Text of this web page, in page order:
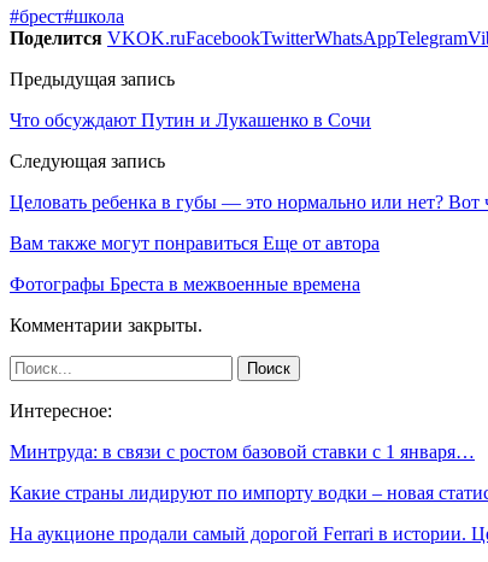
#брест#школа
Поделится VKOK.ruFacebookTwitterWhatsAppTelegram
Предыдущая запись
Что обсуждают Путин и Лукашенко в Сочи
Следующая запись
Целовать ребенка в губы — это нормально или нет? Вот
Вам также могут понравиться Еще от автора
Фотографы Бреста в межвоенные времена
Комментарии закрыты.
Интересное:
Минтруда: в связи с ростом базовой ставки с 1 января…
Какие страны лидируют по импорту водки – новая
На аукционе продали самый дорогой Ferrari в